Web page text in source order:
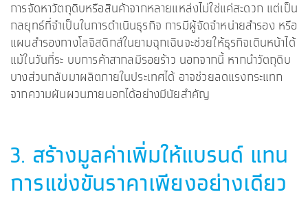
การจัดหาวัตถุดิบหรือสินค้าจากหลายแหล่งไม่ใช่แค่สะดวก แต่เป็น
กลยุทธ์ที่จำเป็นในการดำเนินธุรกิจ การมีผู้จัดจำหน่ายสำรอง หรือ
แผนสำรองทางโลจิสติกส์ในยามฉุกเฉินจะช่วยให้ธุรกิจเดินหน้าได้
แม้ในวันที่ระ บบการค้าสากลมีรอยร้าว นอกจากนี้ หากนำวัตถุดิบ
บางส่วนกลับมาผลิตภายในประเทศได้ อาจช่วยลดแรงกระแทก
จากความผันผวนภายนอกได้อย่างมีนัยสำคัญ
3. สร้างมูลค่าเพิ่มให้แบรนด์ แทน
การแข่งขันราคาเพียงอย่างเดียว